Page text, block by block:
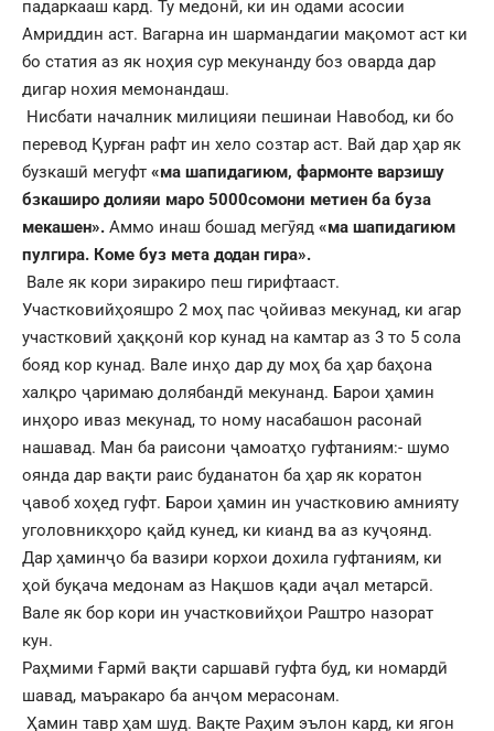
падаркааш кард. Ту медонӣ, ки ин одами асосии
Амриддин аст. Вагарна ин шармандагии мақомот аст ки
бо статия аз як ноҳия сур мекунанду боз оварда дар
дигар нохия мемонандаш.
Нисбати началник милицияи пешинаи Навобод, ки бо
перевод Қурған рафт ин хело созтар аст. Вай дар ҳар як
бузкашӣ мегуфт «ма шапидагиюм, фармонте варзишу
бзкаширо долияи маро 5000сомони метиен ба буза
мекашен». Аммо инаш бошад мегӯяд «ма шапидагиюм
пулгира. Коме буз мета додан гира».
Вале як кори зиракиро пеш гирифтааст.
Участковийҳояшро 2 моҳ пас ҷойиваз мекунад, ки агар
участковий ҳаққонӣ кор кунад на камтар аз 3 то 5 сола
бояд кор кунад. Вале инҳо дар ду моҳ ба ҳар баҳона
халқро ҷаримаю долябандӣ мекунанд. Барои ҳамин
инҳоро иваз мекунад, то ному насабашон расонаӣ
нашавад. Ман ба раисони ҷамоатҳо гуфтаниям:- шумо
оянда дар вақти раис буданатон ба ҳар як коратон
ҷавоб хоҳед гуфт. Барои ҳамин ин участковию амнияту
уголовникҳоро қайд кунед, ки кианд ва аз куҷоянд.
Дар ҳаминҷо ба вазири корхои дохила гуфтаниям, ки
ҳой буқача медонам аз Нақшов қади аҷал метарсӣ.
Вале як бор кори ин участковийҳои Раштро назорат
кун.
Раҳмими Ғармӣ вақти саршавӣ гуфта буд, ки номардӣ
шавад, маъракаро ба анҷом мерасонам.
Ҳамин тавр ҳам шуд. Вақте Раҳим эълон кард, ки ягон